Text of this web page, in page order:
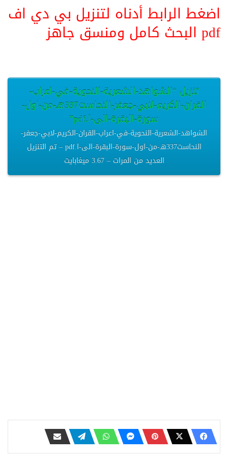
اضغط الرابط أدناه لتنزيل بي دي اف
pdf البحث كامل ومنسق جاهز
تنزيل “الشواهد-الشعرية-النحوية-في-اعراب-
القران-الكريم-لابي-جعفر-النحاست337هـ-من-اول-
سورة-البقرة-الى-ا.pdf”
الشواهد-الشعرية-النحوية-في-اعراب-القران-الكريم-لابي-جعفر-
النحاست337هـ-من-اول-سورة-البقرة-الى-ا.pdf – تم التنزيل
العديد من المرات – 3.67 ميغابايت